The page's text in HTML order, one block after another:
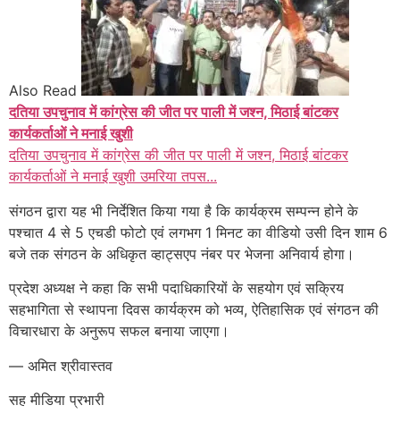
Also Read
दतिया उपचुनाव में कांग्रेस की जीत पर पाली में जश्न, मिठाई बांटकर
कार्यकर्ताओं ने मनाई खुशी
दतिया उपचुनाव में कांग्रेस की जीत पर पाली में जश्न, मिठाई बांटकर
कार्यकर्ताओं ने मनाई खुशी उमरिया तपस...
संगठन द्वारा यह भी निर्देशित किया गया है कि कार्यक्रम सम्पन्न होने के
पश्चात 4 से 5 एचडी फोटो एवं लगभग 1 मिनट का वीडियो उसी दिन शाम 6
बजे तक संगठन के अधिकृत व्हाट्सएप नंबर पर भेजना अनिवार्य होगा।
प्रदेश अध्यक्ष ने कहा कि सभी पदाधिकारियों के सहयोग एवं सक्रिय
सहभागिता से स्थापना दिवस कार्यक्रम को भव्य, ऐतिहासिक एवं संगठन की
विचारधारा के अनुरूप सफल बनाया जाएगा।
— अमित श्रीवास्तव
सह मीडिया प्रभारी